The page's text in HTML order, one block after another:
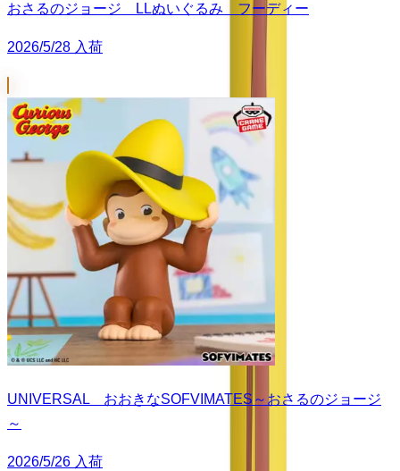
おさるのジョージ LLぬいぐるみ フーディー
2026/5/28 入荷
UNIVERSAL おおきなSOFVIMATES～おさるのジョージ
～
2026/5/26 入荷